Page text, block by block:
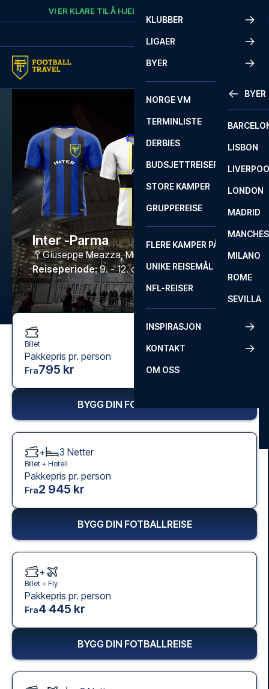
Skip to contentVI ER KLARE TIL Å HJELPE
KLUBBER
LIGAER
BYER
BYER
LISBON
LONDON
MADRID
MILANO
ROME
SEVILLA
NORGE VM
TERMINLISTE
DERBIES
BUDSJETTREISER
STORE KAMPER
GRUPPEREISE
FLERE KAMPER PÅ ÉN REISE
UNIKE REISEMÅL
NFL-REISER
INSPIRASJON
KONTAKT
OM OSS
Inter -Parma
Giuseppe Meazza,Milano
Reiseperiode: 9. - 12. okt. 2026
Billet
Pakkepris pr. person
Fra795 kr
BYGG DIN FOTBALLREISE
+ 3 Netter
Billet + Hotell
Pakkepris pr. person
Fra2 945 kr
BYGG DIN FOTBALLREISE
+
Billet + Fly
Pakkepris pr. person
Fra4 445 kr
BYGG DIN FOTBALLREISE